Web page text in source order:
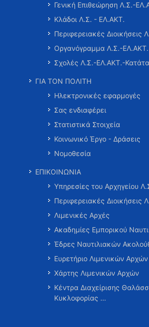
Γενική Επιθεώρηση Λ.Σ.-
Κλάδοι Λ.Σ. - ΕΛ.ΑΚΤ.
Περιφερειακές Διοικήσεις
Οργανόγραμμα Λ.Σ.-ΕΛ.ΑΚΤ.
Σχολές Λ.Σ.-ΕΛ.ΑΚΤ.-
ΓΙΑ ΤΟΝ ΠΟΛΙΤΗ
Ηλεκτρονικές εφαρμογές
Σας ενδιαφέρει
Στατιστικά Στοιχεία
Κοινωνικό Έργο - Δράσεις
Νομοθεσία
ΕΠΙΚΟΙΝΩΝΙΑ
Υπηρεσίες του Αρχηγείου
Περιφερειακές Διοικήσεις
Λιμενικές Αρχές
Ακαδημίες Εμπορικού
Έδρες Ναυτιλιακών
Ευρετήριο Λιμενικών Αρχών
Χάρτης Λιμενικών Αρχών
Κέντρα Διαχείρισης
Κυκλοφορίας …